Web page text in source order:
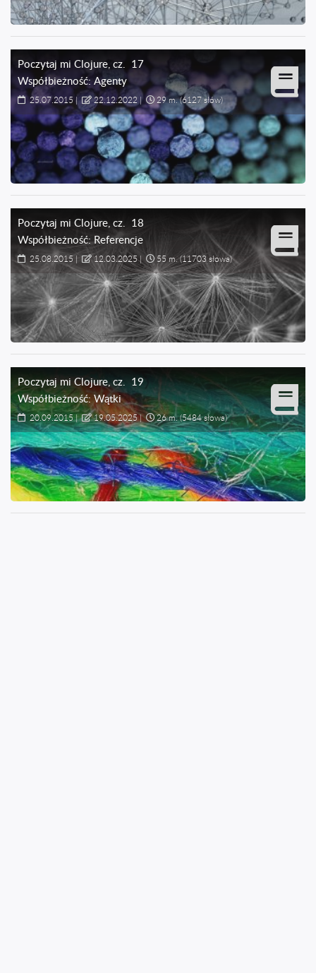
Poczytaj mi Clojure , cz. 17
Współbieżność: Agenty
25.07.2015 | 22.12.2022 | 29 m.(6127 słów)
Poczytaj mi Clojure , cz. 18
Współbieżność: Referencje
25.08.2015 | 12.03.2025| 55 m.(11703 słowa)
Poczytaj mi Clojure , cz. 19
Współbieżność: Wątki
20.09.2015| 19.05.2025| 26 m.(5484 słowa)